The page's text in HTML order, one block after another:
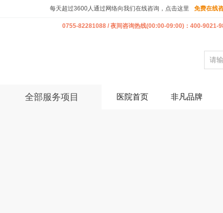
每天超过3600人通过网络向我们在线咨询，点击这里 免费在线
0755-82281088 / 夜间咨询热线(00:00-09:00)：400-9021-
全部服务项目 医院首页 非凡品牌